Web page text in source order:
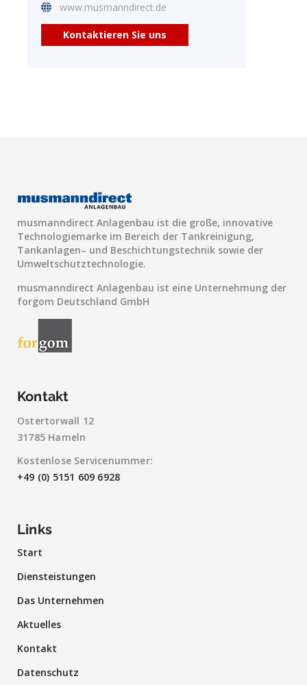
www.musmanndirect.de
Kontaktieren Sie uns
musmanndirect Anlagenbau ist die große, innovative
Technologiemarke im Bereich der Tankreinigung,
Tankanlagen– und Beschichtungstechnik sowie der
Umweltschutztechnologie.
musmanndirect Anlagenbau ist eine Unternehmung der
forgom Deutschland GmbH
Kontakt
Ostertorwall 12
31785 Hameln
Kostenlose Servicenummer:
+49 (0) 5151 609 6928
Links
Start
Diensteistungen
Das Unternehmen
Aktuelles
Kontakt
Datenschutz